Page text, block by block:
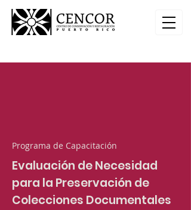
Programa de Capacitación
Evaluación de Necesidad
para la Preservación de
Colecciones Documentales